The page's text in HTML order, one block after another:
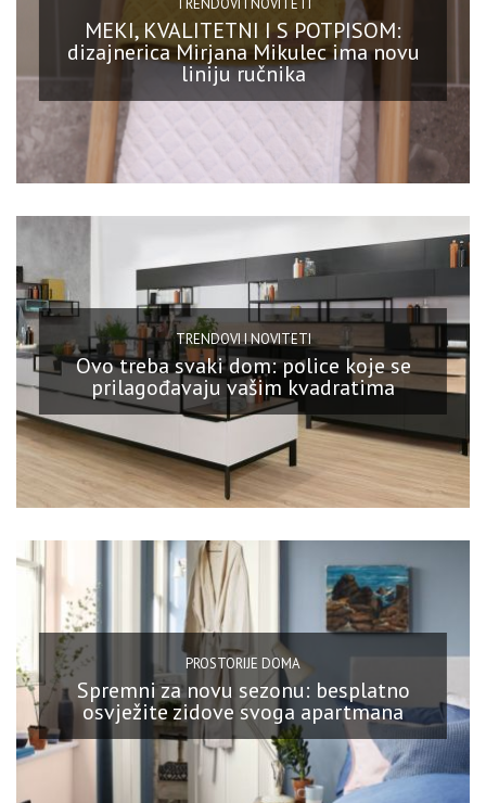
TRENDOVI I NOVITETI
MEKI, KVALITETNI I S POTPISOM:
dizajnerica Mirjana Mikulec ima novu
liniju ručnika
TRENDOVI I NOVITETI
Ovo treba svaki dom: police koje se
prilagođavaju vašim kvadratima
PROSTORIJE DOMA
Spremni za novu sezonu: besplatno
osvježite zidove svoga apartmana